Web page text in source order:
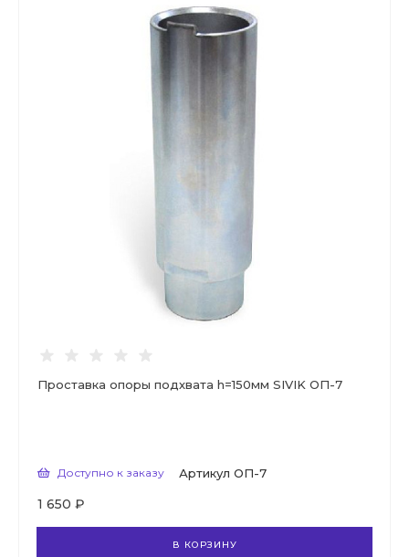
Проставка опоры подхвата h=150мм SIVIK ОП-7
Доступно к заказу Артикул ОП-7
1 650 ₽
В КОРЗИНУ